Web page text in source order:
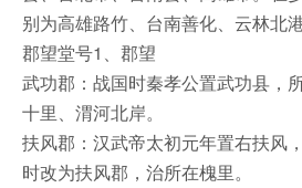
别为高雄路竹、台南善化、云林北
郡望堂号1、郡望
武功郡：战国时秦孝公置武功县，
十里、渭河北岸。
扶风郡：汉武帝太初元年置右扶风
时改为扶风郡，治所在槐里。